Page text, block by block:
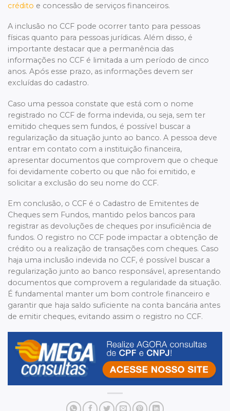
crédito e concessão de serviços financeiros.
A inclusão no CCF pode ocorrer tanto para pessoas
físicas quanto para pessoas jurídicas. Além disso, é
importante destacar que a permanência das
informações no CCF é limitada a um período de cinco
anos. Após esse prazo, as informações devem ser
excluídas do cadastro.
Caso uma pessoa constate que está com o nome
registrado no CCF de forma indevida, ou seja, sem ter
emitido cheques sem fundos, é possível buscar a
regularização da situação junto ao banco. A pessoa deve
entrar em contato com a instituição financeira,
apresentar documentos que comprovem que o cheque
foi devidamente coberto ou que não foi emitido, e
solicitar a exclusão do seu nome do CCF.
Em conclusão, o CCF é o Cadastro de Emitentes de
Cheques sem Fundos, mantido pelos bancos para
registrar as devoluções de cheques por insuficiência de
fundos. O registro no CCF pode impactar a obtenção de
crédito ou a realização de transações com cheques. Caso
haja uma inclusão indevida no CCF, é possível buscar a
regularização junto ao banco responsável, apresentando
documentos que comprovem a regularidade da situação.
É fundamental manter um bom controle financeiro e
garantir que haja saldo suficiente na conta bancária antes
de emitir cheques, evitando assim o registro no CCF.